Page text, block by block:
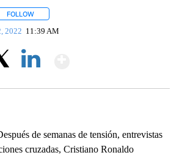
FOLLOW
2022 11:39 AM
de semanas de tensión, entrevistas
cruzadas, Cristiano Ronaldo